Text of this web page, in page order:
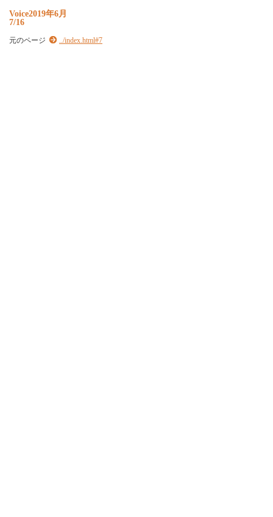
Voice2019年6月
7/16
元のページ ../index.html#7